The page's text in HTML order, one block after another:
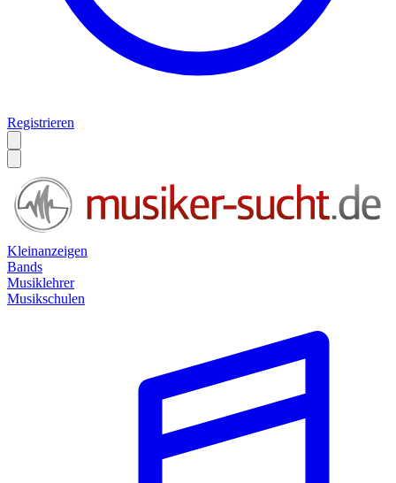
Registrieren
Kleinanzeigen
Bands
Musiklehrer
Musikschulen